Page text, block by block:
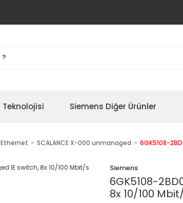
Teknolojisi Siemens Diğer Ürünler
SCALANCE X-000 unmanaged 6GK5108-
Siemens
6GK5108-
8x 10/100